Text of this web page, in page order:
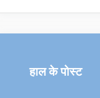
हाल के पोस्ट